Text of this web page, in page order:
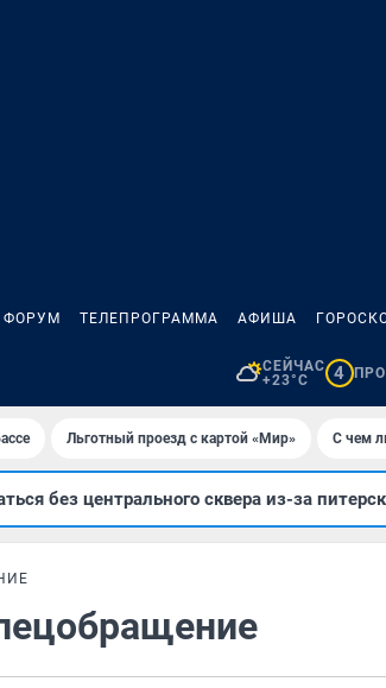
ФОРУМ ТЕЛЕПРОГРАММА АФИША
СЕЙЧАС
+23°C
4
Льготный проезд с картой «Мир» С чем
без центрального сквера из-за